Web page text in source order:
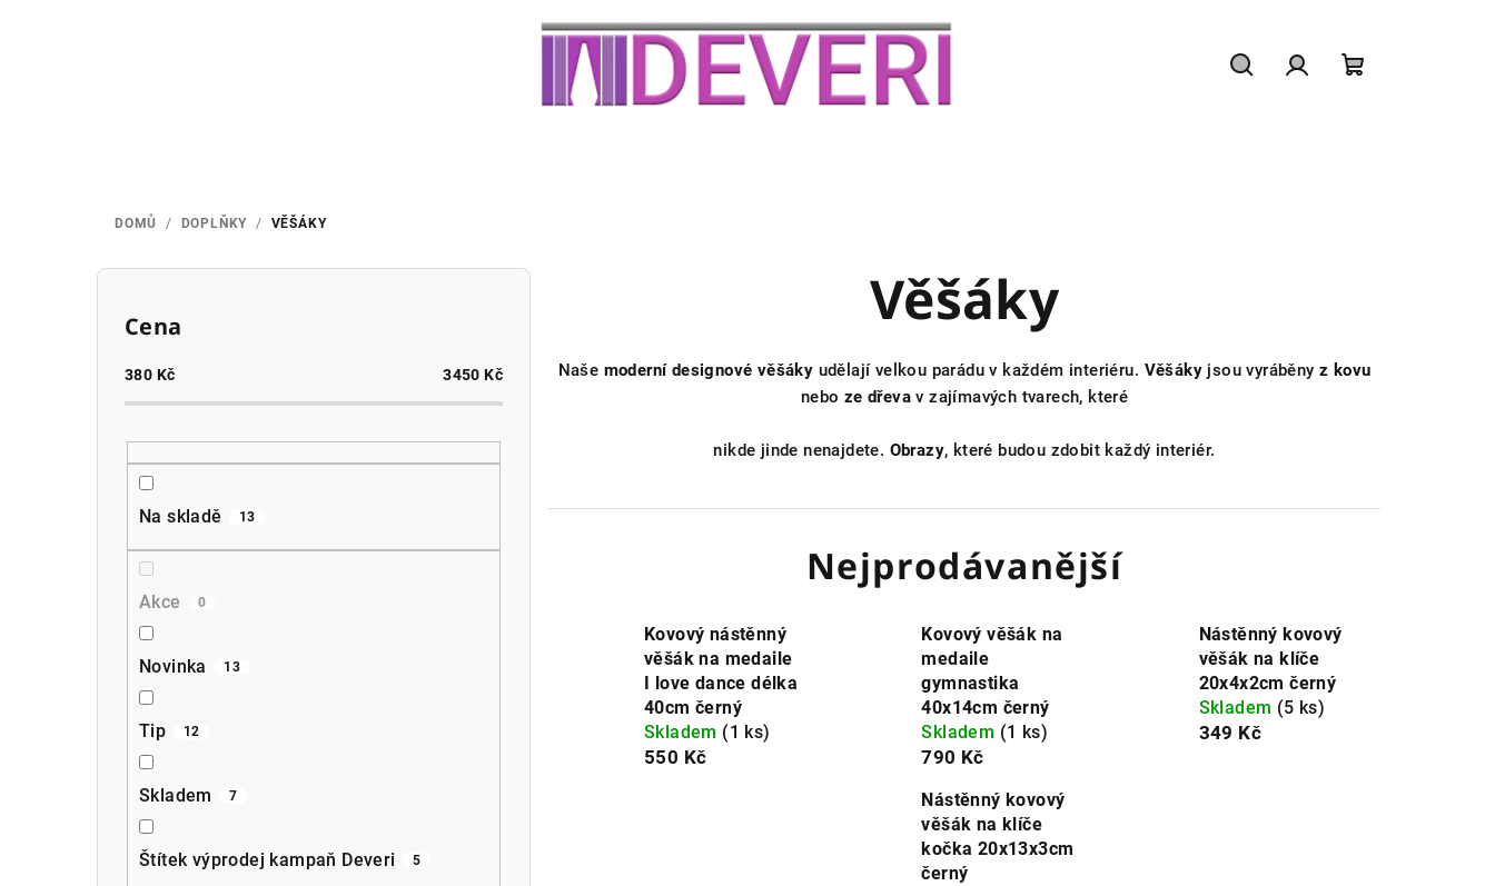
DOMŮ / DOPLŇKY / VĚŠÁKY
P
Cena
380 Kč 3450 Kč
Na skladě 13
Akce 0
Novinka 13
Tip 12
Skladem 7
Štítek výprodej kampaň Deveri 5
Věšáky
Naše moderní designové věšáky udělají velkou parádu v každém interiéru. Věšákyjsou vyráběny z kovu
nebo ze dřeva v zajímavých tvarech, které
nikde jinde nenajdete. Obrazy, které budou zdobit každý interiér.
Nejprodávanější
Kovový nástěnný
věšák na medaile
I love dance délka
40cm černý
Skladem (1 ks)
550 Kč
Kovový věšák na
medaile
gymnastika
40x14cm černý
Skladem (1 ks)
790 Kč
Nástěnný kovový
věšák na klíče
20x4x2cm černý
Skladem (5 ks)
349 Kč
Nástěnný kovový
věšák na klíče
kočka 20x13x3cm
černý